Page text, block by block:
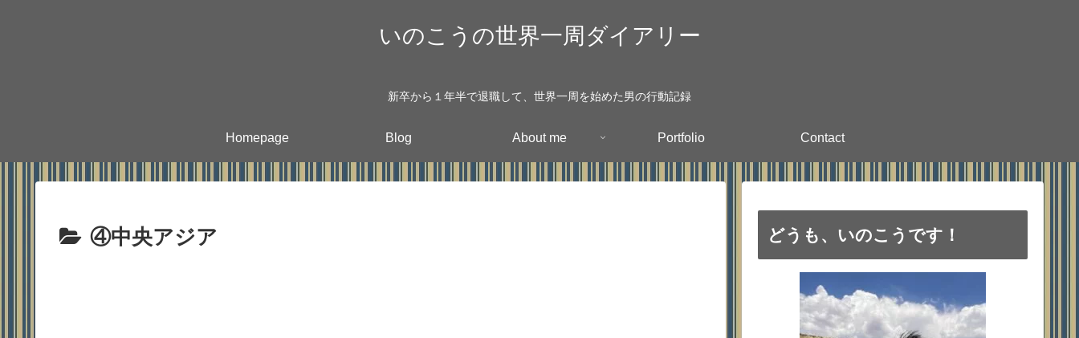
いのこうの世界一周ダイアリー
新卒から１年半で退職して、世界一周を始めた男の行動記録
Homepage Blog About me Portfolio Contact
④中央アジア どうも、いのこうです！